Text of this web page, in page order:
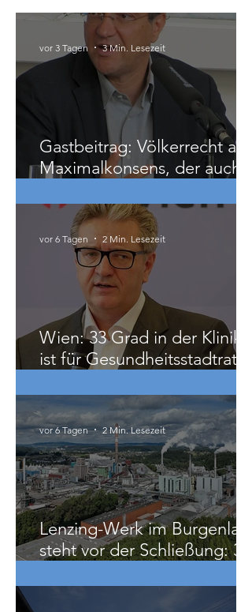
Österreich
Gastbeitrag: Völkerrecht als
Maximalkonsens, der auch
zu weit geht
3 Min. Lesezeit
Wien: 33 Grad in der Klinik
ist für Gesundheitsstadtrat
Hacker „ziemlich relativ“
vor 6 Tagen 2 Min. Lesezeit
Lenzing-Werk im Burgenland
vor 6 Tagen 2 Min. Lesezeit